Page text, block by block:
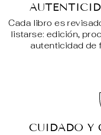
Cada libro es
listarse: edición,
autenticidad de
CUIDADO Y